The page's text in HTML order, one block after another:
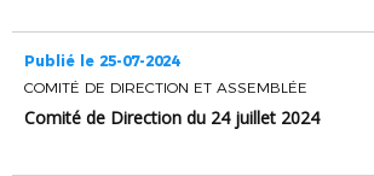
Publié le 25-07-2024
COMITÉ DE DIRECTION ET ASSEMBLÉE
Comité de Direction du 24 juillet 2024